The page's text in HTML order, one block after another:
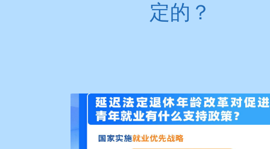
定的？